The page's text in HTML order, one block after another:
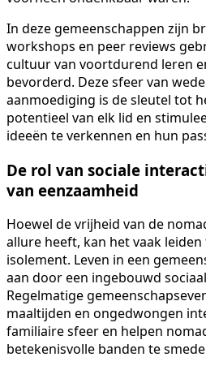
In deze gemeenschappen zijn
workshops en peer reviews
cultuur van voortdurend leren
bevorderd. Deze sfeer van
aanmoediging is de sleutel tot
potentieel van elk lid en
ideeën te verkennen en hun
De rol van sociale
van eenzaamheid
Hoewel de vrijheid van de
allure heeft, kan het vaak
isolement. Leven in een
aan door een ingebouwd
Regelmatige
maaltijden en ongedwongen
familiaire sfeer en helpen
betekenisvolle banden te